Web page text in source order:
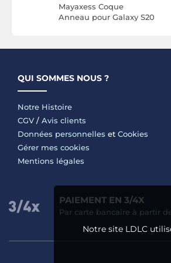
Mayaxess Coque
Anneau pour Galaxy S20
Magnétique Rouge /
QUI SOMMES NOUS ?
Notre Histoire
CGV / Avis clients
Données personnelles et Cookies
Gérer mes cookies
Mentions légales
PAIEMENT EN 3/4X
Par carte bancaire à partir
Notre site LDLC